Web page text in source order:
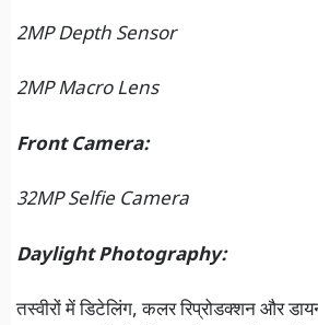
2MP Depth Sensor
2MP Macro Lens
Front Camera:
32MP Selfie Camera
Daylight Photography:
तस्वीरों में डिटेलिंग, कलर रिप्रोडक्शन और